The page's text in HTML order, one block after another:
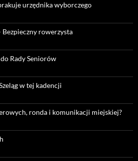
urzędnika wyborczego
rowerzysta
Rady Seniorów
w tej kadencji
ronda i komunikacji miejskiej?